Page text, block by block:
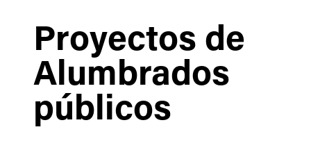
Proyectos de
Alumbrados
públicos